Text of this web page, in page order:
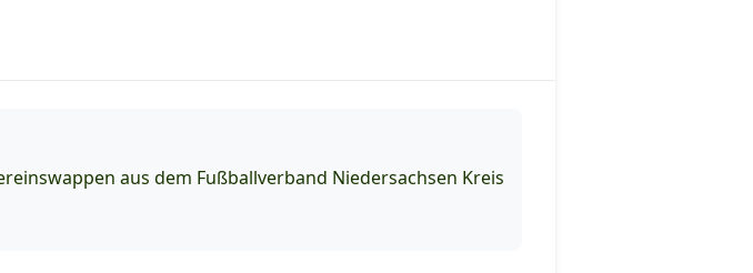
aus dem Fußballverband Niedersachsen Kreis